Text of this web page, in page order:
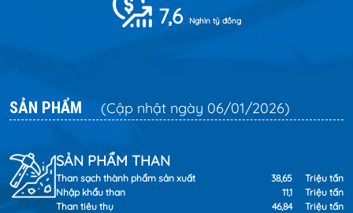
7,6 Nghìn tỷ đồng
SẢN PHẨM (Cập nhật ngày 06/01/2026)
SẢN PHẨM THAN
Than sạch thành phẩm sản xuất 38,65
Triệu tấn
Nhập khẩu than
11,1
Triệu tấn
Than tiêu thụ
46,84 Triệu tấn